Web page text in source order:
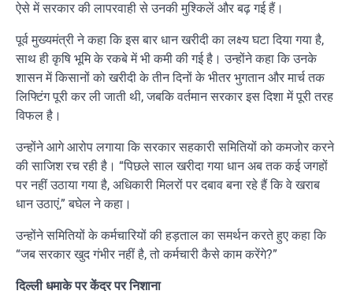
ऐसे में सरकार की लापरवाही से उनकी मुश्किलें और बढ़ गई हैं।
पूर्व मुख्यमंत्री ने कहा कि इस बार धान खरीदी का लक्ष्य घटा दिया गया है,
साथ ही कृषि भूमि के रकबे में भी कमी की गई है। उन्होंने कहा कि उनके
शासन में किसानों को खरीदी के तीन दिनों के भीतर भुगतान और मार्च तक
लिफ्टिंग पूरी कर ली जाती थी, जबकि वर्तमान सरकार इस दिशा में पूरी तरह
विफल है।
उन्होंने आगे आरोप लगाया कि सरकार सहकारी समितियों को कमजोर करने
की साजिश रच रही है। “पिछले साल खरीदा गया धान अब तक कई जगहों
पर नहीं उठाया गया है, अधिकारी मिलरों पर दबाव बना रहे हैं कि वे खराब
धान उठाएं,” बघेल ने कहा।
उन्होंने समितियों के कर्मचारियों की हड़ताल का समर्थन करते हुए कहा कि
“जब सरकार खुद गंभीर नहीं है, तो कर्मचारी कैसे काम करेंगे?”
दिल्ली धमाके पर केंद्र पर निशाना